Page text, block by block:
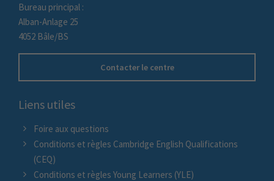
Bureau principal :
Alban-Anlage 25
4052 Bâle/BS
Contacter le centre
Liens utiles
Foire aux questions
Conditions et règles Cambridge English Qualifications
(CEQ)
Conditions et règles Young Learners (YLE)